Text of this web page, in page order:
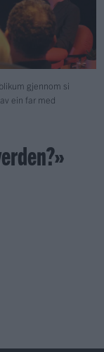
gjennom si
ein far med